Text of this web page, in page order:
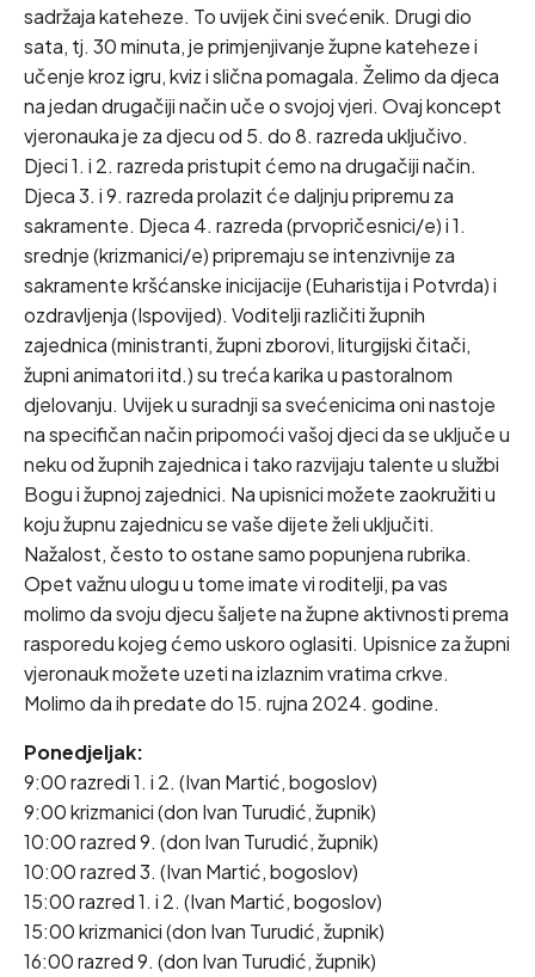
sadržaja kateheze. To uvijek čini svećenik. Drugi dio
sata, tj. 30 minuta, je primjenjivanje župne kateheze i
učenje kroz igru, kviz i slična pomagala. Želimo da djeca
na jedan drugačiji način uče o svojoj vjeri. Ovaj koncept
vjeronauka je za djecu od 5. do 8. razreda uključivo.
Djeci 1. i 2. razreda pristupit ćemo na drugačiji način.
Djeca 3. i 9. razreda prolazit će daljnju pripremu za
sakramente. Djeca 4. razreda (prvopričesnici/e) i 1.
srednje (krizmanici/e) pripremaju se intenzivnije za
sakramente kršćanske inicijacije (Euharistija i Potvrda) i
ozdravljenja (Ispovijed). Voditelji različiti župnih
zajednica (ministranti, župni zborovi, liturgijski čitači,
župni animatori itd.) su treća karika u pastoralnom
djelovanju. Uvijek u suradnji sa svećenicima oni nastoje
na specifičan način pripomoći vašoj djeci da se uključe u
neku od župnih zajednica i tako razvijaju talente u službi
Bogu i župnoj zajednici. Na upisnici možete zaokružiti u
koju župnu zajednicu se vaše dijete želi uključiti.
Nažalost, često to ostane samo popunjena rubrika.
Opet važnu ulogu u tome imate vi roditelji, pa vas
molimo da svoju djecu šaljete na župne aktivnosti prema
rasporedu kojeg ćemo uskoro oglasiti. Upisnice za župni
vjeronauk možete uzeti na izlaznim vratima crkve.
Molimo da ih predate do 15. rujna 2024. godine.
Ponedjeljak:
9:00 razredi 1. i 2. (Ivan Martić, bogoslov)
9:00 krizmanici (don Ivan Turudić, župnik)
10:00 razred 9. (don Ivan Turudić, župnik)
10:00 razred 3. (Ivan Martić, bogoslov)
15:00 razred 1. i 2. (Ivan Martić, bogoslov)
15:00 krizmanici (don Ivan Turudić, župnik)
16:00 razred 9. (don Ivan Turudić, župnik)